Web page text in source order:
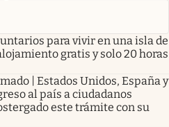
para vivir en una isla de
gratis y solo 20 horas
| Estados Unidos, España y
al país a ciudadanos
este trámite con su